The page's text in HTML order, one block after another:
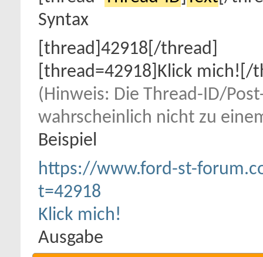
Syntax
[thread]42918[/thread]
[thread=42918]Klick mich![/
(Hinweis: Die Thread-ID/
wahrscheinlich nicht zu
Beispiel
https://www.ford-st-
t=42918
Klick mich!
Ausgabe